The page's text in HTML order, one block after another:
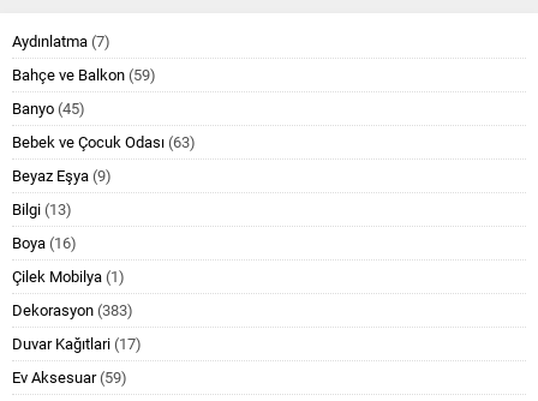
Aydınlatma (7)
Bahçe ve Balkon (59)
Banyo (45)
Bebek ve Çocuk Odası (63)
Beyaz Eşya (9)
Bilgi (13)
Boya (16)
Çilek Mobilya (1)
Dekorasyon (383)
Duvar Kağıtlari (17)
Ev Aksesuar(59)